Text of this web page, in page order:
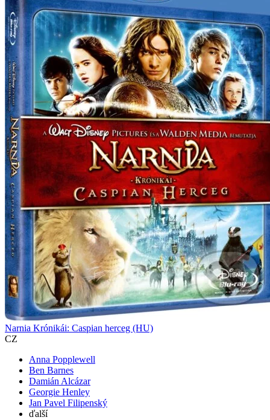
Narnia Krónikái: Caspian herceg (HU)
CZ
Anna Popplewell
Ben Barnes
Damián Alcázar
Georgie Henley
Jan Pavel Filipenský
ďalší